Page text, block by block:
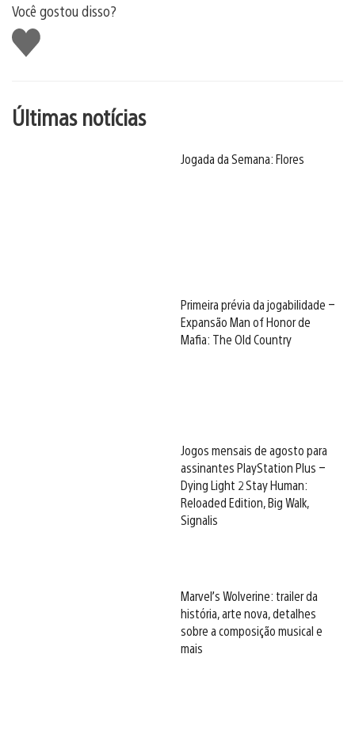
Você gostou disso?
Curtir
Últimas notícias
Jogada da Semana: Flores
Primeira prévia da jogabilidade –
Expansão Man of Honor de
Mafia: The Old Country
Jogos mensais de agosto para
assinantes PlayStation Plus –
Dying Light 2 Stay Human:
Reloaded Edition, Big Walk,
Signalis
Marvel’s Wolverine: trailer da
história, arte nova, detalhes
sobre a composição musical e
mais